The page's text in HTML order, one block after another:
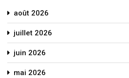
août 2026
juillet 2026
juin 2026
mai 2026